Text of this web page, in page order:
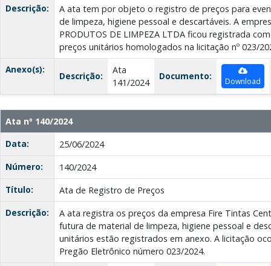
Descrição:
A ata tem por objeto o registro de preços para
de limpeza, higiene pessoal e descartáveis. A
PRODUTOS DE LIMPEZA LTDA ficou registrada
preços unitários homologados na licitação nº 023/
Anexo(s):
Descrição:
Ata
141/2024
Documento: Download
Ata nº 140/2024
Data:
25/06/2024
Número:
140/2024
Título:
Ata de Registro de Preços
Descrição:
A ata registra os preços da empresa Fire Tintas
futura de material de limpeza, higiene pessoal e
unitários estão registrados em anexo. A licitação
Pregão Eletrônico número 023/2024.